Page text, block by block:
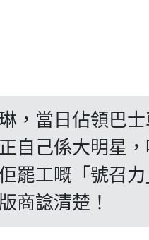
，當日佔領巴
自己係大明星
罷工嘅「號召
商諗清楚！